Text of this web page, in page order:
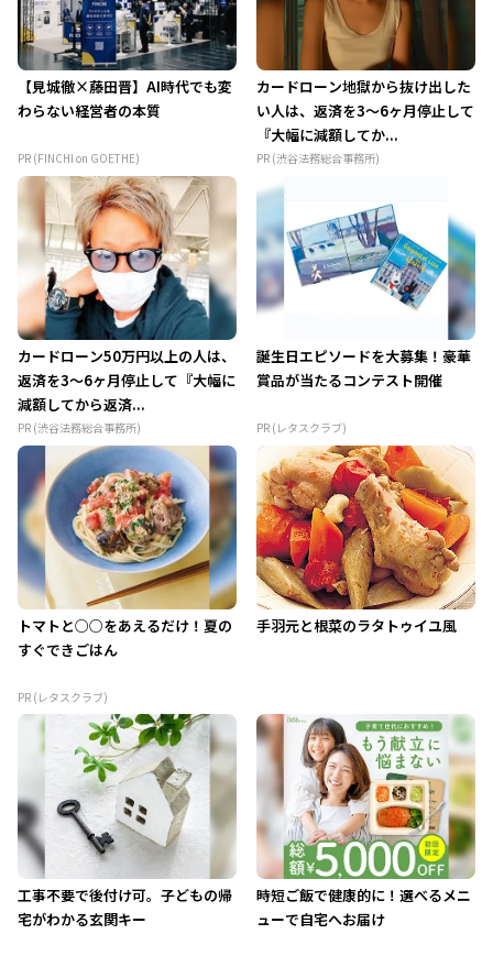
【見城徹×藤田晋】AI時代でも変
わらない経営者の本質
PR (FINCHI on GOETHE)
カードローン地獄から抜け出した
い人は、返済を3～6ヶ月停止して
『大幅に減額してか...
PR (渋谷法務総合事務所)
カードローン50万円以上の人は、
返済を3～6ヶ月停止して『大幅に
減額してから返済...
PR (渋谷法務総合事務所)
誕生日エピソードを大募集！豪華
賞品が当たるコンテスト開催
PR (レタスクラブ)
トマトと○○をあえるだけ！夏の
すぐできごはん
PR (レタスクラブ)
手羽元と根菜のラタトゥイユ風
工事不要で後付け可。子どもの帰
宅がわかる玄関キー
時短ご飯で健康的に！選べるメニ
ューで自宅へお届け